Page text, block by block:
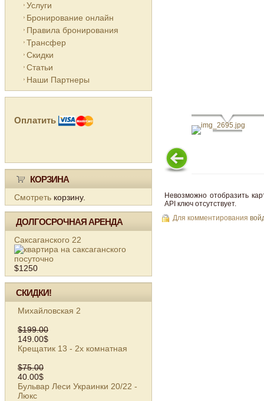
Услуги
Бронирование онлайн
Правила бронирования
Трансфер
Скидки
Статьи
Наши Партнеры
Оплатить
КОРЗИНА
Смотреть корзину.
ДОЛГОСРОЧНАЯ АРЕНДА
Саксаганского 22
$1250
СКИДКИ!
Михайловская 2
$199.00
149.00$
Крещатик 13 - 2х комнатная
$75.00
40.00$
Бульвар Леси Украинки 20/22 -
Люкс
Невозможно отобразить
API ключ отсутствует.
Для комментирования